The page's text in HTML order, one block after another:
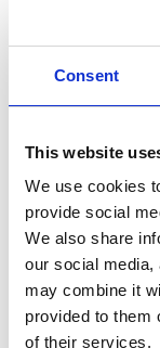
Consent
This website
We use cookies
provide social
We also share
our social media,
may combine it
provided to them
of their services.